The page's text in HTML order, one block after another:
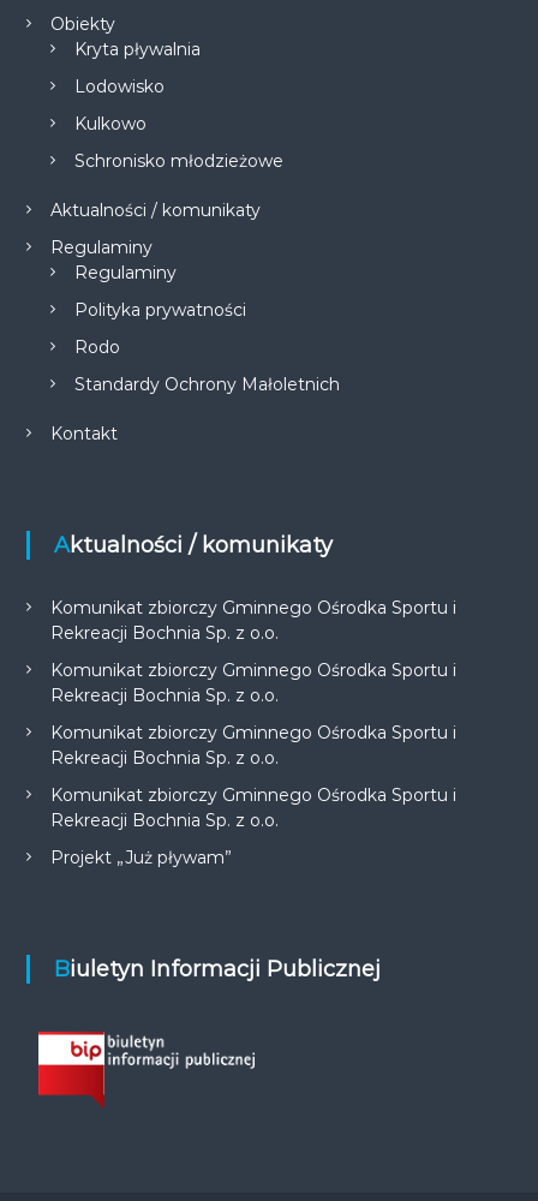
Obiekty
Kryta pływalnia
Lodowisko
Kulkowo
Schronisko młodzieżowe
Aktualności / komunikaty
Regulaminy
Regulaminy
Polityka prywatności
Rodo
Standardy Ochrony Małoletnich
Kontakt
Aktualności / komunikaty
Komunikat zbiorczy Gminnego Ośrodka Sportu i
Rekreacji Bochnia Sp. z o.o.
Komunikat zbiorczy Gminnego Ośrodka Sportu i
Rekreacji Bochnia Sp. z o.o.
Komunikat zbiorczy Gminnego Ośrodka Sportu i
Rekreacji Bochnia Sp. z o.o.
Komunikat zbiorczy Gminnego Ośrodka Sportu i
Rekreacji Bochnia Sp. z o.o.
Projekt „Już pływam”
Biuletyn Informacji Publicznej